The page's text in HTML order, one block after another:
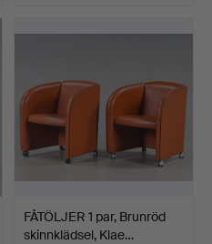
FÅTÖLJER 1 par, Brunröd
skinnklädsel, Klae…